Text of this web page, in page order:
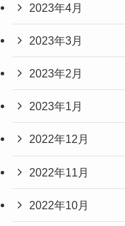
2023年4月
2023年3月
2023年2月
2023年1月
2022年12月
2022年11月
2022年10月